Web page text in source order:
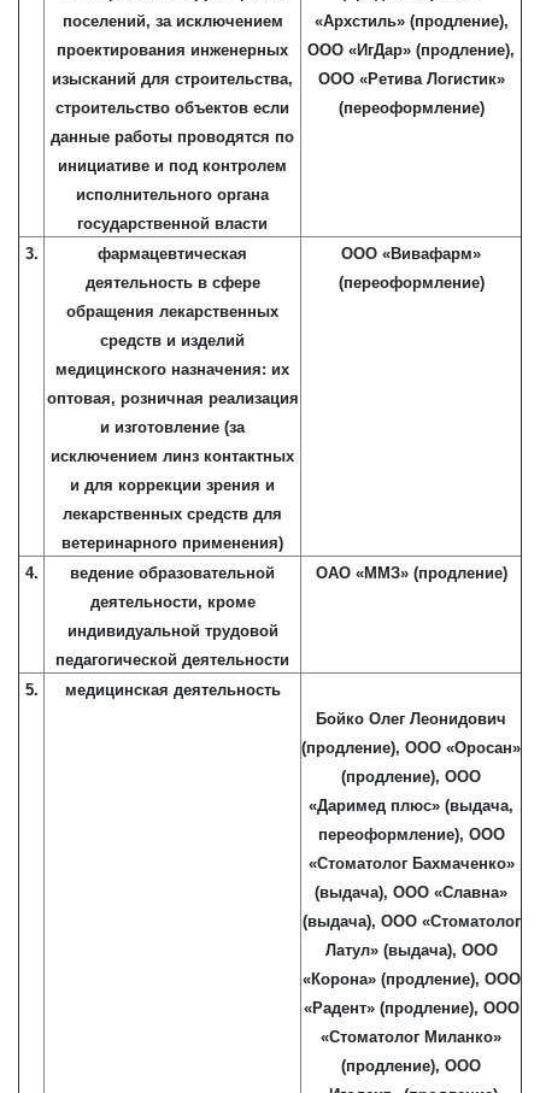
поселений, за исключением
проектирования инженерных
изысканий для строительства,
строительство объектов если
данные работы проводятся по
инициативе и под контролем
исполнительного органа
государственной власти
«Архстиль» (продление),
ООО «ИгДар» (продление),
ООО «Ретива Логистик»
(переоформление)
3.
фармацевтическая
деятельность в сфере
обращения лекарственных
средств и изделий
медицинского назначения: их
оптовая, розничная реализация
и изготовление (за
исключением линз контактных
и для коррекции зрения и
лекарственных средств для
ветеринарного применения)
ООО «Вивафарм»
(переоформление)
4.
ведение образовательной
деятельности, кроме
индивидуальной трудовой
педагогической деятельности
ОАО «ММЗ» (продление)
5.
медицинская деятельность
Бойко Олег Леонидович
(продление), ООО «Оросан»
(продление), ООО
«Даримед плюс» (выдача,
переоформление), ООО
«Стоматолог Бахмаченко»
(выдача), ООО «Славна»
(выдача), ООО «Стоматолог
Латул» (выдача), ООО
«Корона» (продление), ООО
«Радент» (продление), ООО
«Стоматолог Миланко»
(продление), ООО